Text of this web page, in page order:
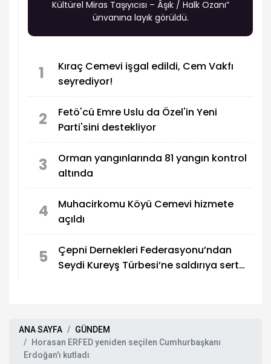
Kültürel Miras Taşıyıcısı – Âşık / Halk Ozanı”
ünvanına layık görüldü.
1
Kıraç Cemevi işgal edildi, Cem Vakfı
seyrediyor!
2
Fetö'cü Emre Uslu da Özel'in Yeni
Parti'sini destekliyor
3
Orman yangınlarında 81 yangın kontrol
altında
4
Muhacirkomu Köyü Cemevi hizmete
açıldı
5
Çepni Dernekleri Federasyonu’ndan
Seydi Kureyş Türbesi’ne saldırıya sert
ANA SAYFA
GÜNDEM
Horasan ERFED yeniden seçilen Cumhurbaşkanı
Erdoğan'ı kutladı